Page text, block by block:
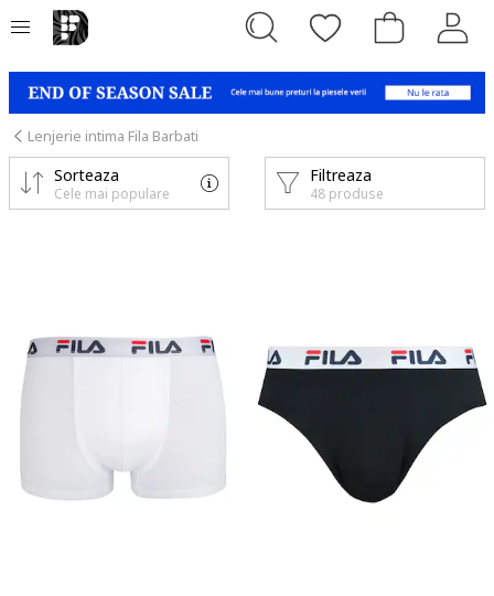
Lenjerie intima Fila Barbati
Filtreaza
48 produse
Sorteaza
Cele mai populare